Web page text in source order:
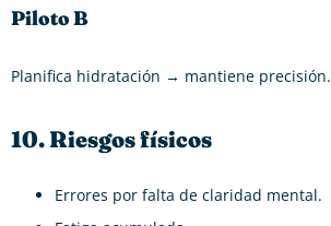
Piloto B
Planifica hidratación → mantiene precisión.
10. Riesgos físicos
Errores por falta de claridad mental.